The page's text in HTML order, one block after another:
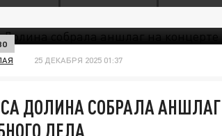
25 ДЕКАБРЯ 2025 01:37
ДОЛИНА СОБРАЛА АНШЛАГ
ДЕЛА